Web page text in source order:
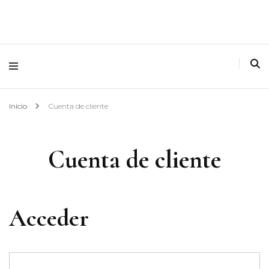
Inicio Cuenta de cliente
Cuenta de cliente
Acceder